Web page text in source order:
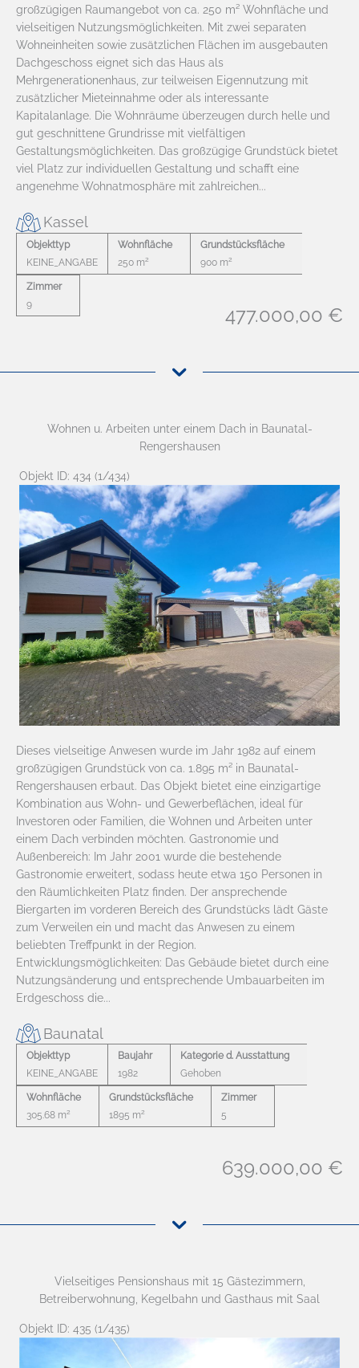
großzügigen Raumangebot von ca. 250 m² Wohnfläche und
vielseitigen Nutzungsmöglichkeiten. Mit zwei separaten
Wohneinheiten sowie zusätzlichen Flächen im ausgebauten
Dachgeschoss eignet sich das Haus als
Mehrgenerationenhaus, zur teilweisen Eigennutzung mit
zusätzlicher Mieteinnahme oder als interessante
Kapitalanlage. Die Wohnräume überzeugen durch helle und
gut geschnittene Grundrisse mit vielfältigen
Gestaltungsmöglichkeiten. Das großzügige Grundstück bietet
viel Platz zur individuellen Gestaltung und schafft eine
angenehme Wohnatmosphäre mit zahlreichen...
Kassel
Objekttyp
KEINE_ANGABE
Wohnfläche
250 m2
Grundstücksfläche
900 m2
Zimmer
9
477.000,00 €
Wohnen u. Arbeiten unter einem Dach in Baunatal-
Rengershausen
Objekt ID: 434 (1/434)
Dieses vielseitige Anwesen wurde im Jahr 1982 auf einem
großzügigen Grundstück von ca. 1.895 m² in Baunatal-
Rengershausen erbaut. Das Objekt bietet eine einzigartige
Kombination aus Wohn- und Gewerbeflächen, ideal für
Investoren oder Familien, die Wohnen und Arbeiten unter
einem Dach verbinden möchten. Gastronomie und
Außenbereich: Im Jahr 2001 wurde die bestehende
Gastronomie erweitert, sodass heute etwa 150 Personen in
den Räumlichkeiten Platz finden. Der ansprechende
Biergarten im vorderen Bereich des Grundstücks lädt Gäste
zum Verweilen ein und macht das Anwesen zu einem
beliebten Treffpunkt in der Region.
Entwicklungsmöglichkeiten: Das Gebäude bietet durch eine
Nutzungsänderung und entsprechende Umbauarbeiten im
Erdgeschoss die...
Baunatal
Objekttyp
KEINE_ANGABE
Baujahr
1982
Kategorie d. Ausstattung
Gehoben
Wohnfläche
305.68 m2
Grundstücksfläche
1895 m2
Zimmer
5
639.000,00 €
Vielseitiges Pensionshaus mit 15 Gästezimmern,
Betreiberwohnung, Kegelbahn und Gasthaus mit Saal
Objekt ID: 435 (1/435)